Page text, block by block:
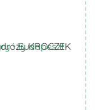
KROCZEK